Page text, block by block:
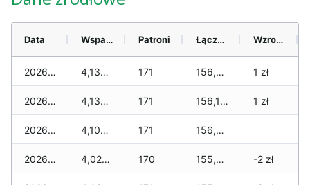
Data Wsparcie Patroni Łącznie Wzrost (28 dni)
2026-08-06 4,130 zł 171 156,233 zł 1 zł
2026-08-05 4,130 zł 171 156,165 zł 1 zł
2026-08-04 4,100 zł 171 156,037 zł
2026-08-03 4,020 zł 170 155,839 zł -2 zł